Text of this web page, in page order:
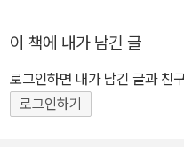
이 책에 내가 남긴 글
로그인하면 내가 남긴 글과 친
로그인하기